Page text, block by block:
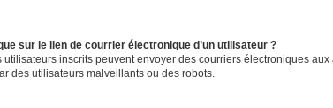
sur le lien de courrier électronique d’un utilisateur ?
inscrits peuvent envoyer des courriers électroniques
des utilisateurs malveillants ou des robots.